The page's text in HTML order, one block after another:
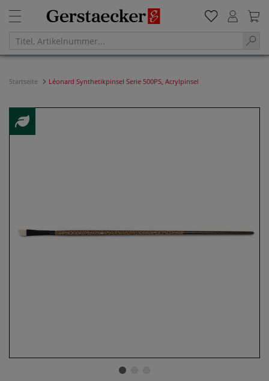
Startseite Léonard Synthetikpinsel Serie 500PS, Acrylpinsel